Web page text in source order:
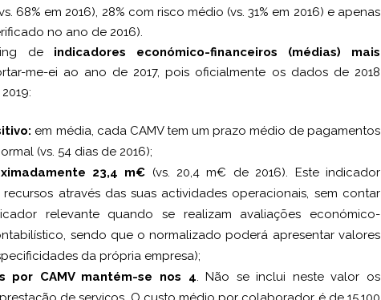
em 2016), 28% com risco médio (vs. 31% em 2016) e apenas
no ano de 2016).
de indicadores económico-financeiros (médias) mais
me-ei ao ano de 2017, pois oficialmente os dados de 2018
em média, cada CAMV tem um prazo médio de pagamentos
(vs. 54 dias de 2016);
23,4 m€ (vs. 20,4 m€ de 2016). Este indicador
através das suas actividades operacionais, sem contar
relevante quando se realizam avaliações económico-
sendo que o normalizado poderá apresentar valores
da própria empresa);
por CAMV mantém-se nos 4. Não se inclui neste valor os